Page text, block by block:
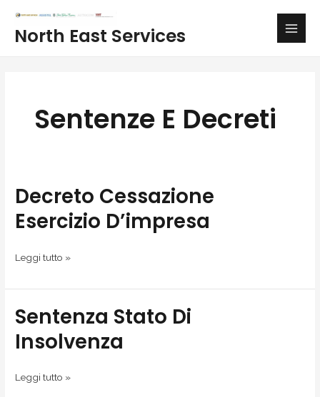
contenuto
North East Services
Main
Sentenze E Decreti
Decreto Cessazione
Esercizio D’impresa
Decreto
esercizio
Leggi tutto »
Sentenza Stato Di
Insolvenza
Sentenza
di
Leggi tutto »